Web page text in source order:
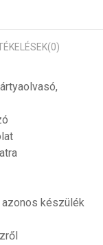
(0)
azonos készülék